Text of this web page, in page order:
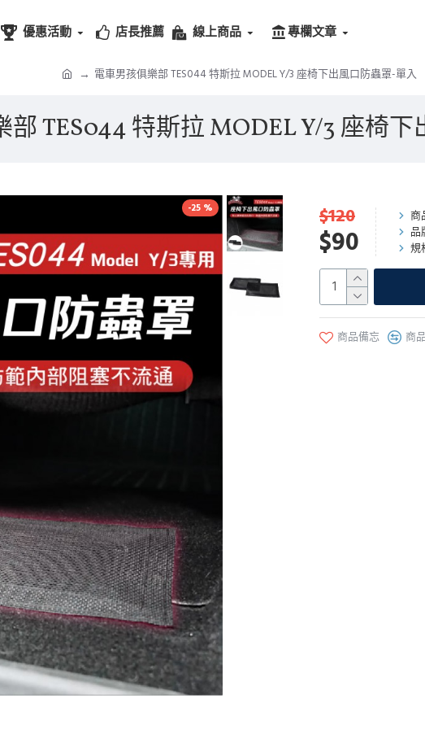
優惠活動 店長推薦 線上商品 專欄文章
電車男孩俱樂部 TES044 特斯拉 MODEL Y/3 座椅下出風口防蟲罩-單入
部 TES044 特斯拉 MODEL Y/3 座椅
-25 %
$90
$120
商
品
規
商品備忘 商